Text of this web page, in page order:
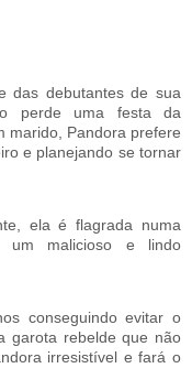
das debutantes de sua
perde uma festa da
marido, Pandora prefere
e planejando se tornar
ela é flagrada numa
um malicioso e lindo
conseguindo evitar o
garota rebelde que não
irresistível e fará o